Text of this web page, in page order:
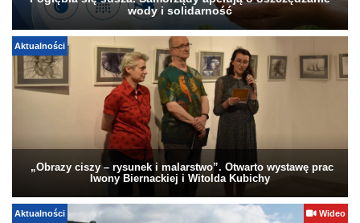
wody i solidarność
Aktualności
„Obrazy ciszy – rysunek i malarstwo”. Otwarto wystawę prac
Iwony Biernackiej i Witolda Kubichy
Aktualności Wideo